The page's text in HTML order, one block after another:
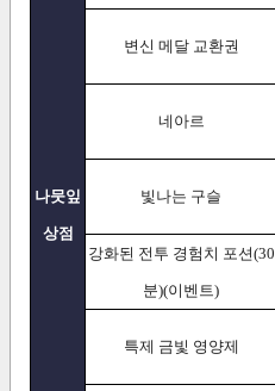
나뭇잎
상점
변신 메달 교환권
네아르
빛나는 구슬
강화된 전투 경험치 포션(30
분)(이벤트)
특제 금빛 영양제